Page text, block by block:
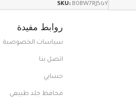
SKU: B0BW7RJ5GY
روابط مفيدة
سياسات الخصوصية
اتصل بنا
حسابي
محافظ جلد طبيعي